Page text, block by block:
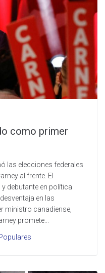
como primer
las elecciones federales
al frente. El
debutante en política
en las
ministro canadiense,
promete...